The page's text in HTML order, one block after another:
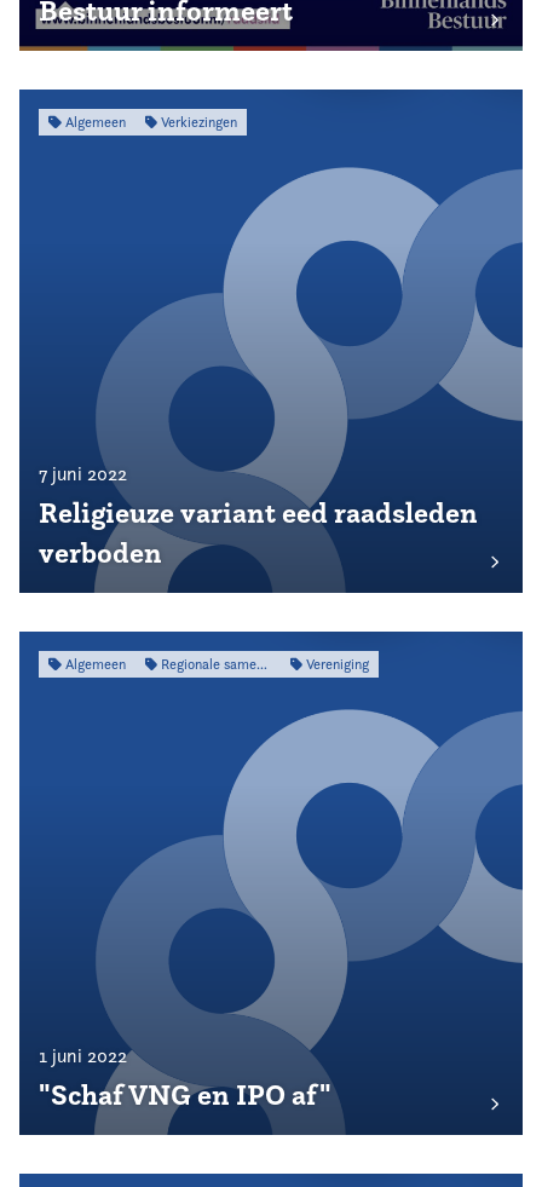
Bestuur informeert
Algemeen Verkiezingen
7 juni 2022
Religieuze variant eed raadsleden
verboden
Algemeen Regionale samenwerking Vereniging
1 juni 2022
"Schaf VNG en IPO af"